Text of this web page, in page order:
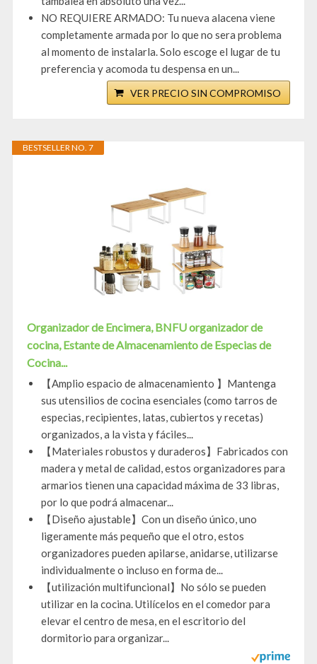
NO REQUIERE ARMADO: Tu nueva alacena viene
completamente armada por lo que no sera problema
al momento de instalarla. Solo escoge el lugar de tu
preferencia y acomoda tu despensa en un...
VER PRECIO SIN COMPROMISO
BESTSELLER NO. 7
Organizador de Encimera, BNFU organizador de
cocina, Estante de Almacenamiento de Especias de
Cocina...
【Amplio espacio de almacenamiento 】Mantenga
sus utensilios de cocina esenciales (como tarros de
especias, recipientes, latas, cubiertos y recetas)
organizados, a la vista y fáciles...
【Materiales robustos y duraderos】Fabricados con
madera y metal de calidad, estos organizadores para
armarios tienen una capacidad máxima de 33 libras,
por lo que podrá almacenar...
【Diseño ajustable】Con un diseño único, uno
ligeramente más pequeño que el otro, estos
organizadores pueden apilarse, anidarse, utilizarse
individualmente o incluso en forma de...
【utilización multifuncional】No sólo se pueden
utilizar en la cocina. Utilícelos en el comedor para
elevar el centro de mesa, en el escritorio del
dormitorio para organizar...